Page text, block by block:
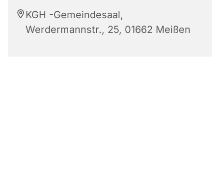
KGH -Gemeindesaal,
Werdermannstr., 25, 01662 Meißen